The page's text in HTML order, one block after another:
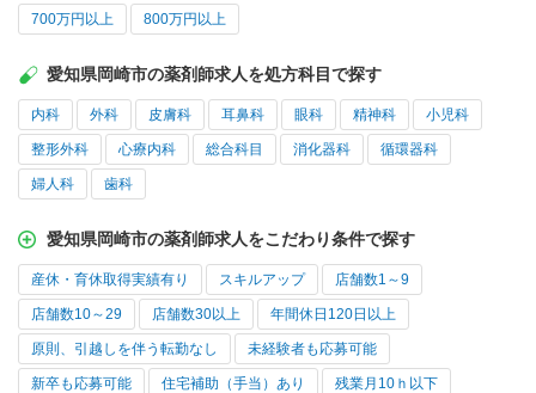
700万円以上 800万円以上
愛知県岡崎市の薬剤師求人を処方科目で探す
内科 外科 皮膚科 耳鼻科 眼科 精神科 小児科
整形外科 心療内科 総合科目 消化器科 循環器科
婦人科 歯科
愛知県岡崎市の薬剤師求人をこだわり条件で探す
産休・育休取得実績有り スキルアップ 店舗数1～9
店舗数10～29 店舗数30以上 年間休日120日以上
原則、引越しを伴う転勤なし 未経験者も応募可能
新卒も応募可能 住宅補助（手当）あり 残業月10ｈ以下